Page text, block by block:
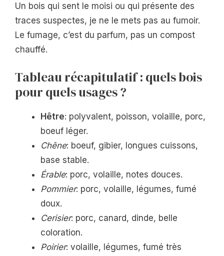
Un bois qui sent le moisi ou qui présente des
traces suspectes, je ne le mets pas au fumoir.
Le fumage, c’est du parfum, pas un compost
chauffé.
Tableau récapitulatif : quels bois
pour quels usages ?
Hêtre: polyvalent, poisson, volaille, porc,
boeuf léger.
Chêne: boeuf, gibier, longues cuissons,
base stable.
Érable: porc, volaille, notes douces.
Pommier: porc, volaille, légumes, fumé
doux.
Cerisier: porc, canard, dinde, belle
coloration.
Poirier: volaille, légumes, fumé très